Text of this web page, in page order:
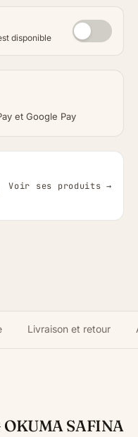
disponible
et Google Pay
Voir ses produits →
Livraison et retour
SAFINA